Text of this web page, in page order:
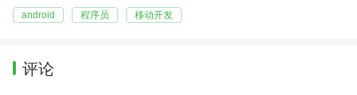
android 程序员 移动开发
评论